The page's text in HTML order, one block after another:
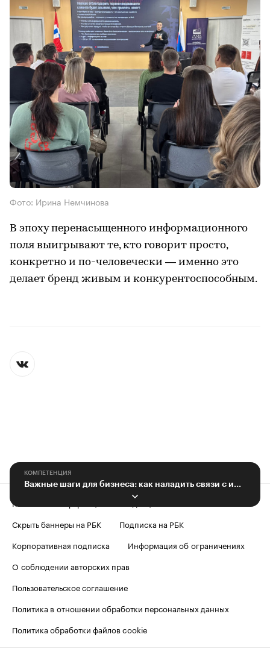
Фото: Ирина Немчинова
В эпоху перенасыщенного информационного
поля выигрывают те, кто говорит просто,
конкретно и по-человечески — именно это
делает бренд живым и конкурентоспособным.
КОМПЕТЕНЦИЯ
Контактная информация
Редакция
Скрыть баннеры на РБК
Подписка на РБК
Корпоративная подписка
Информация об ограничениях
О соблюдении авторских прав
Пользовательское соглашение
Политика в отношении обработки персональных данных
Политика обработки файлов cookie